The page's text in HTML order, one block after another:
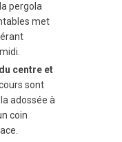
pergola
met
centre et
sont
adossée à
coin